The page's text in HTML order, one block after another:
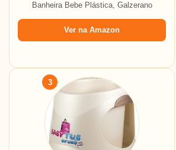
Banheira Bebe Plástica, Galzerano
Ver na Amazon
3